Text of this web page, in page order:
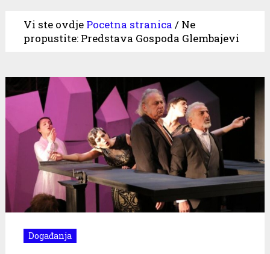
Vi ste ovdje Pocetna stranica / Ne
propustite: Predstava Gospoda Glembajevi
Događanja